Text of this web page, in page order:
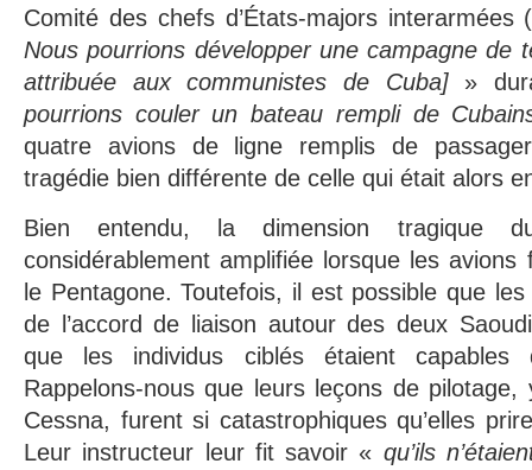
Comité des chefs d’États-majors
Nous pourrions développer une campagne de
attribuée aux communistes de Cuba] »
pourrions couler un bateau rempli de
quatre avions de ligne remplis de
tragédie bien différente de celle qui était alors
Bien entendu, la dimension tragique
considérablement amplifiée lorsque les
le Pentagone. Toutefois, il est possible que
de l’accord de liaison autour des deux
que les individus ciblés étaient capables
Rappelons-nous que leurs leçons de pilotage,
Cessna, furent si catastrophiques qu’elles
Leur instructeur leur fit savoir « qu’ils